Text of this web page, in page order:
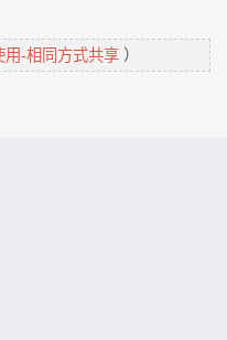
用-相同方式共享 ）